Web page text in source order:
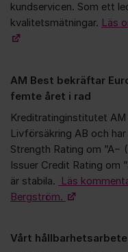
kundservicen. Som ett
kvalitetsmätningar. Läs
AM Best bekräftar
femte året i rad
Kreditratinginstitutet
Livförsäkring AB och
Strength Rating om ”A−
Issuer Credit Rating om
är stabila.
Läs
Bergström.
Vårt hållbarhetsarbete